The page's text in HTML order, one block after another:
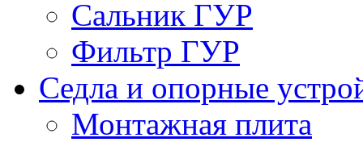
Сальник ГУР
Фильтр ГУР
Седла и опорные
Монтажная плита